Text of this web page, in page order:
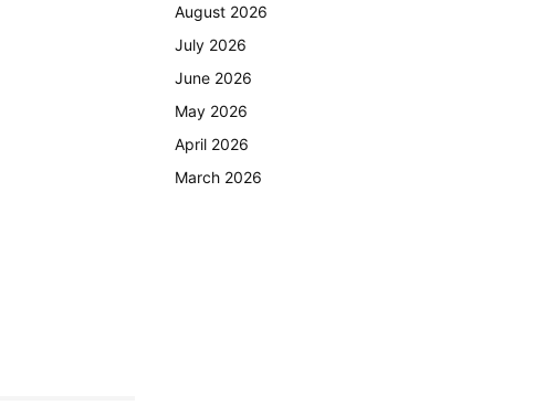
August 2026
July 2026
June 2026
May 2026
April 2026
March 2026